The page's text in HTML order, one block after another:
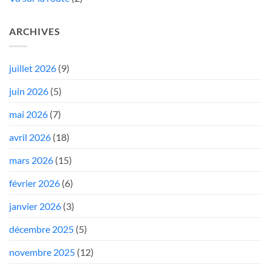
ARCHIVES
juillet 2026 (9)
juin 2026 (5)
mai 2026 (7)
avril 2026 (18)
mars 2026 (15)
février 2026 (6)
janvier 2026 (3)
décembre 2025 (5)
novembre 2025 (12)